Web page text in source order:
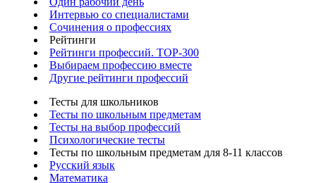
Интервью со специалистами
Сочинения о профессиях
Рейтинги
Рейтинги профессий. TOP-300
Выбираем профессию вместе
Другие рейтинги профессий
Тесты для школьников
Тесты по школьным предметам
Тесты на выбор профессий
Психологические тесты
Тесты по школьным предметам для 8-11 классов
Русский язык
Математика